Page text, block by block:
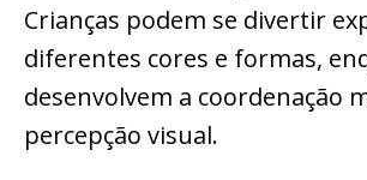
Crianças podem se divertir
diferentes cores e formas,
desenvolvem a coordenação
percepção visual.